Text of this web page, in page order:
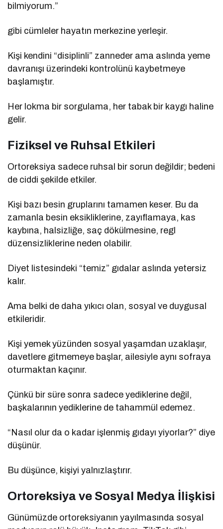
bilmiyorum.”
gibi cümleler hayatın merkezine yerleşir.
Kişi kendini “disiplinli” zanneder ama aslında yeme
davranışı üzerindeki kontrolünü kaybetmeye
başlamıştır.
Her lokma bir sorgulama, her tabak bir kaygı haline
gelir.
Fiziksel ve Ruhsal Etkileri
Ortoreksiya sadece ruhsal bir sorun değildir; bedeni
de ciddi şekilde etkiler.
Kişi bazı besin gruplarını tamamen keser. Bu da
zamanla besin eksikliklerine, zayıflamaya, kas
kaybına, halsizliğe, saç dökülmesine, regl
düzensizliklerine neden olabilir.
Diyet listesindeki “temiz” gıdalar aslında yetersiz
kalır.
Ama belki de daha yıkıcı olan, sosyal ve duygusal
etkileridir.
Kişi yemek yüzünden sosyal yaşamdan uzaklaşır,
davetlere gitmemeye başlar, ailesiyle aynı sofraya
oturmaktan kaçınır.
Çünkü bir süre sonra sadece yediklerine değil,
başkalarının yediklerine de tahammül edemez.
“Nasıl olur da o kadar işlenmiş gıdayı yiyorlar?” diye
düşünür.
Bu düşünce, kişiyi yalnızlaştırır.
Ortoreksiya ve Sosyal Medya İlişkisi
Günümüzde ortoreksiyanın yayılmasında sosyal